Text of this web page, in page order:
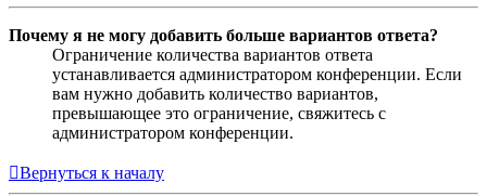
Почему я не могу добавить больше вариантов ответа?
Ограничение количества вариантов ответа
устанавливается администратором конференции. Если
вам нужно добавить количество вариантов,
превышающее это ограничение, свяжитесь с
администратором конференции.
Вернуться к началу